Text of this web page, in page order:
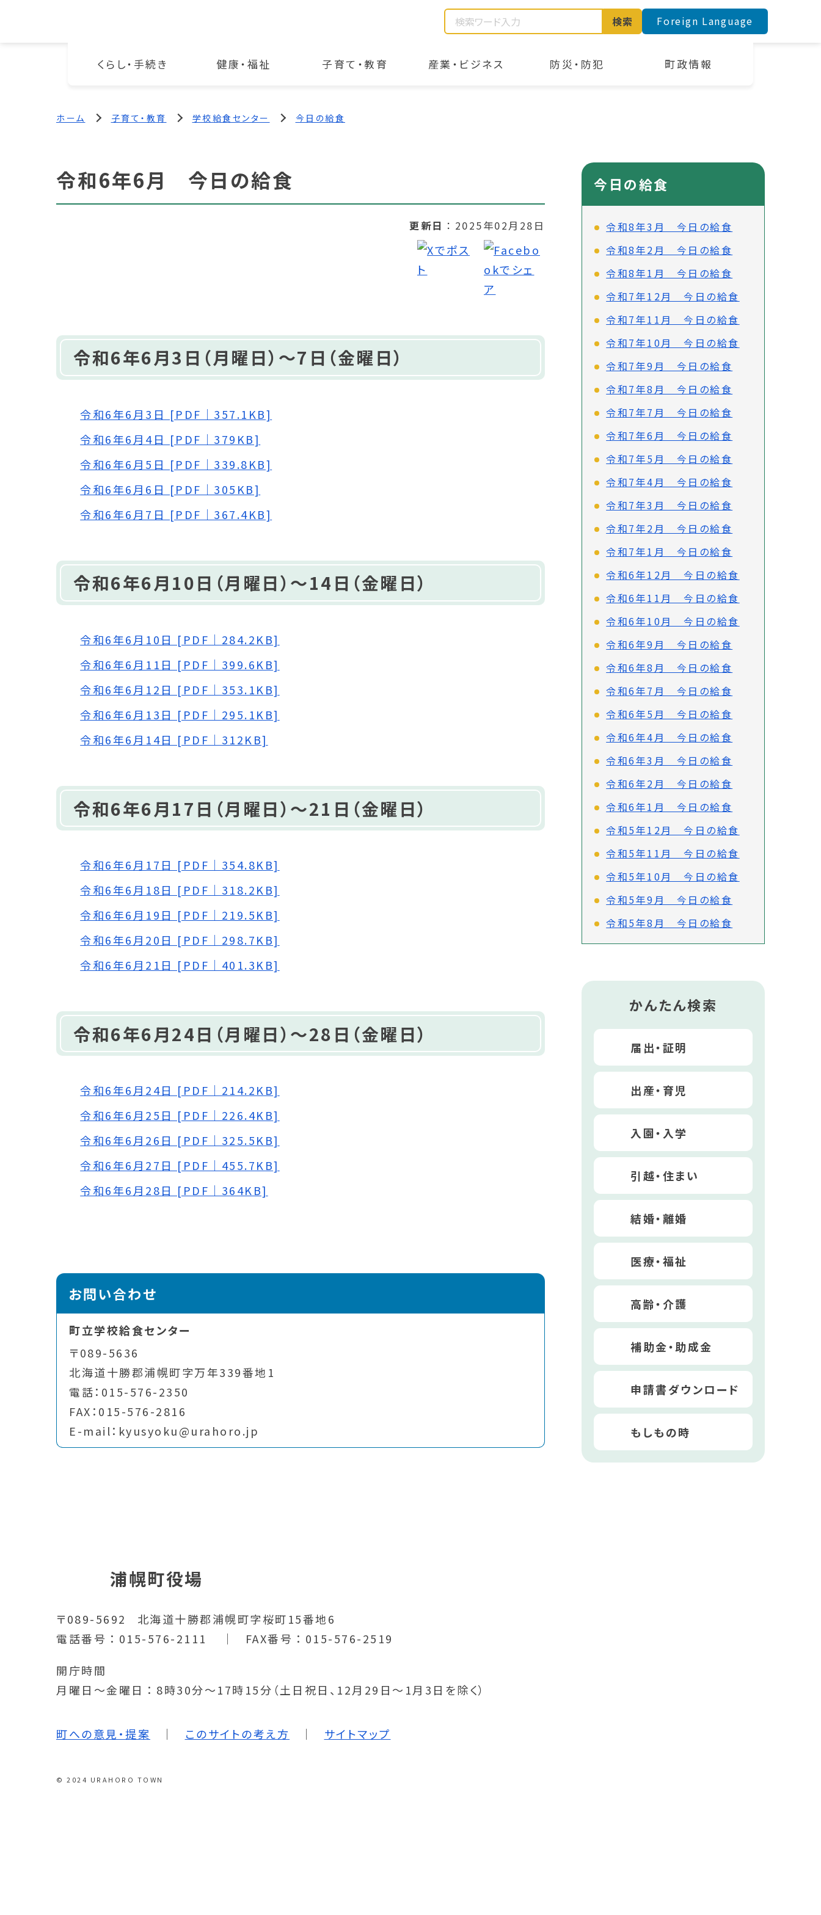
くらし・手続き 健康・福祉 子育て・教育 産業・ビジネス 防災・防犯 町政情報
検索 Foreign Language
ホーム 子育て・教育 学校給食センター 今日の給食
令和6年6月 今日の給食
更新日 2025年02月28日
令和6年6月3日（月曜日）～7日（金曜日）
令和6年6月3日 [PDF｜357.1KB]
令和6年6月4日 [PDF｜379KB]
令和6年6月5日 [PDF｜339.8KB]
令和6年6月6日 [PDF｜305KB]
令和6年6月7日 [PDF｜367.4KB]
令和6年6月10日（月曜日）～14日（金曜日）
令和6年6月10日 [PDF｜284.2KB]
令和6年6月11日 [PDF｜399.6KB]
令和6年6月12日 [PDF｜353.1KB]
令和6年6月13日 [PDF｜295.1KB]
令和6年6月14日 [PDF｜312KB]
令和6年6月17日（月曜日）～21日（金曜日）
令和6年6月17日 [PDF｜354.8KB]
令和6年6月18日 [PDF｜318.2KB]
令和6年6月19日 [PDF｜219.5KB]
令和6年6月20日 [PDF｜298.7KB]
令和6年6月21日 [PDF｜401.3KB]
令和6年6月24日（月曜日）～28日（金曜日）
令和6年6月24日 [PDF｜214.2KB]
令和6年6月25日 [PDF｜226.4KB]
令和6年6月26日 [PDF｜325.5KB]
令和6年6月27日 [PDF｜455.7KB]
令和6年6月28日 [PDF｜364KB]
お問い合わせ
町立学校給食センター
〒089-5636
北海道十勝郡浦幌町字万年339番地1
電話：015-576-2350
FAX：015-576-2816
E-mail：kyusyoku@urahoro.jp
今日の給食
令和8年3月 今日の給食
令和8年2月 今日の給食
令和8年1月 今日の給食
令和7年12月 今日の給食
令和7年11月 今日の給食
令和7年10月 今日の給食
令和7年9月 今日の給食
令和7年8月 今日の給食
令和7年7月 今日の給食
令和7年6月 今日の給食
令和7年5月 今日の給食
令和7年4月 今日の給食
令和7年3月 今日の給食
令和7年2月 今日の給食
令和7年1月 今日の給食
令和6年12月 今日の給食
令和6年11月 今日の給食
令和6年10月 今日の給食
令和6年9月 今日の給食
令和6年8月 今日の給食
令和6年7月 今日の給食
令和6年5月 今日の給食
令和6年4月 今日の給食
令和6年3月 今日の給食
令和6年2月 今日の給食
令和6年1月 今日の給食
令和5年12月 今日の給食
令和5年11月 今日の給食
令和5年10月 今日の給食
令和5年9月 今日の給食
令和5年8月 今日の給食
かんたん検索
届出・証明
出産・育児
入園・入学
引越・住まい
結婚・離婚
医療・福祉
高齢・介護
補助金・助成金
申請書ダウンロード
もしもの時
浦幌町役場
〒089-5692
北海道十勝郡浦幌町字桜町15番地6
電話番号
015-576-2111 FAX番号
015-576-2519
開庁時間
月曜日～金曜日
8時30分～17時15分（土日祝日、12月29日～1月3日を除く）
町への意見・提案 このサイトの考え方 サイトマップ
© 2024 URAHORO TOWN